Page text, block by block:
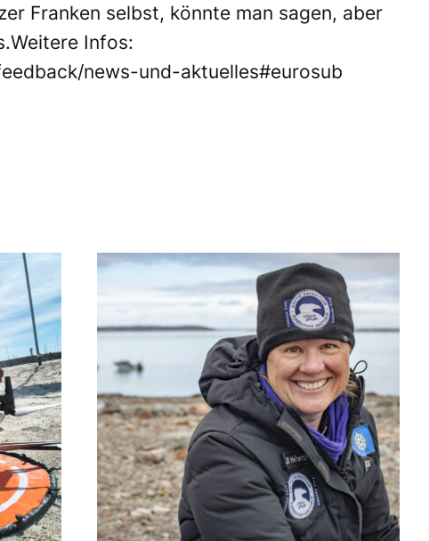
Franken selbst, könnte man sagen, aber
Infos:
news-und-aktuelles#eurosub